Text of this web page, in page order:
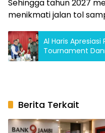
Sehingga tahun 2027
menikmati jalan tol
Al Haris
Tournament
Berita Terkait